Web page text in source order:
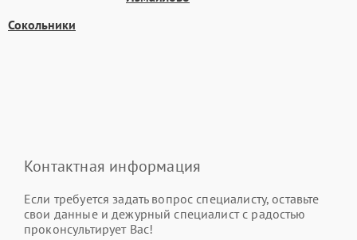
Сокольники
Контактная информация
Если требуется задать вопрос специалисту, оставьте
свои данные и дежурный специалист с радостью
проконсультирует Вас!